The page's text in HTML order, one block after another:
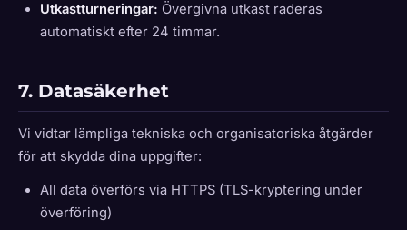
Utkastturneringar: Övergivna utkast raderas
automatiskt efter 24 timmar.
7. Datasäkerhet
Vi vidtar lämpliga tekniska och organisatoriska åtgärder
för att skydda dina uppgifter:
All data överförs via HTTPS (TLS-kryptering under
överföring)